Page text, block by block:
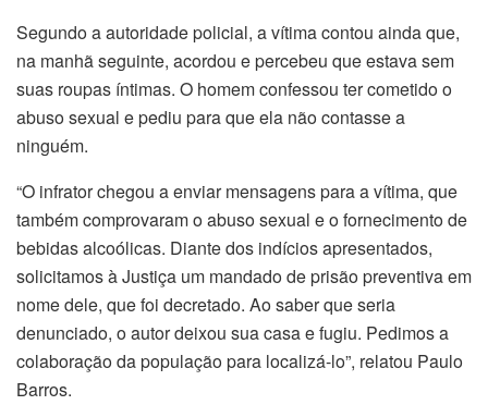
Segundo a autoridade policial, a vítima contou ainda que,
na manhã seguinte, acordou e percebeu que estava sem
suas roupas íntimas. O homem confessou ter cometido o
abuso sexual e pediu para que ela não contasse a
ninguém.
“O infrator chegou a enviar mensagens para a vítima, que
também comprovaram o abuso sexual e o fornecimento de
bebidas alcoólicas. Diante dos indícios apresentados,
solicitamos à Justiça um mandado de prisão preventiva em
nome dele, que foi decretado. Ao saber que seria
denunciado, o autor deixou sua casa e fugiu. Pedimos a
colaboração da população para localizá-lo”, relatou Paulo
Barros.